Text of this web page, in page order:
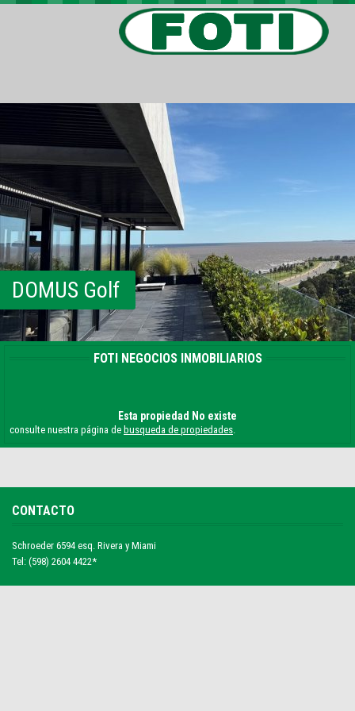
BARRIOS PRIVADOS
VIV. SOCIAL
CONTACTO
DOMUS Golf
FOTI NEGOCIOS INMOBILIARIOS
Esta propiedad No existe
consulte nuestra página de busqueda de propiedades.
CONTACTO
Schroeder 6594 esq. Rivera y Miami
Tel: (598) 2604 4422*